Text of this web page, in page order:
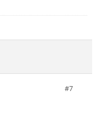
#7